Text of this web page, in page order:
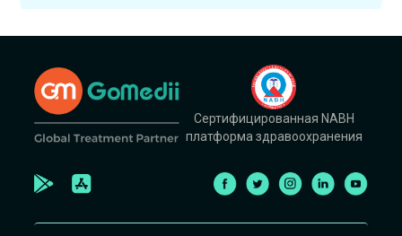
Сертифицированная NABH
платформа здравоохранения